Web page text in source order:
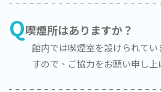
Q喫煙所はありますか？
館内では喫煙室を設けられて
すので、ご協力をお願い申し上